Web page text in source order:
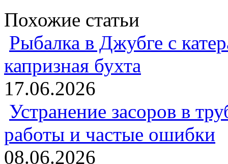
Похожие статьи
Рыбалка в Джубге с
капризная бухта
17.06.2026
Устранение засоров в
работы и частые ошибки
08.06.2026